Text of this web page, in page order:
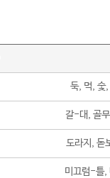
둑, 먹, 숯
갈-대, 골
도라지, 돋
미끄럼-틀,